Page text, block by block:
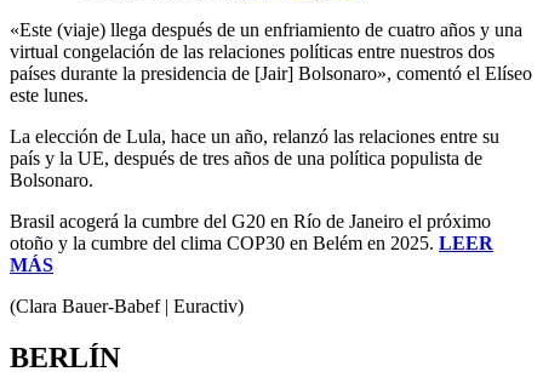
«Este (viaje) llega después de un enfriamiento de cuatro años y una
virtual congelación de las relaciones políticas entre nuestros dos
países durante la presidencia de [Jair] Bolsonaro», comentó el Elíseo
este lunes.
La elección de Lula, hace un año, relanzó las relaciones entre su
país y la UE, después de tres años de una política populista de
Bolsonaro.
Brasil acogerá la cumbre del G20 en Río de Janeiro el próximo
otoño y la cumbre del clima COP30 en Belém en 2025. LEER
MÁS
(Clara Bauer-Babef | Euractiv)
BERLÍN